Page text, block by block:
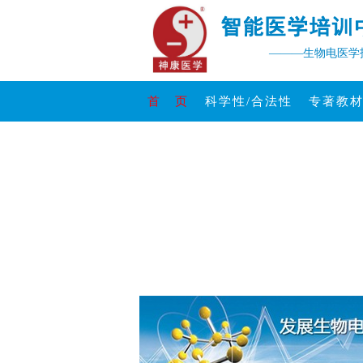
———生物电医学
首 页 科学性/合法性 专著教材